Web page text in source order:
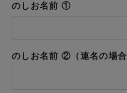
のしお名前 ①
のしお名前 ②（連名の場合